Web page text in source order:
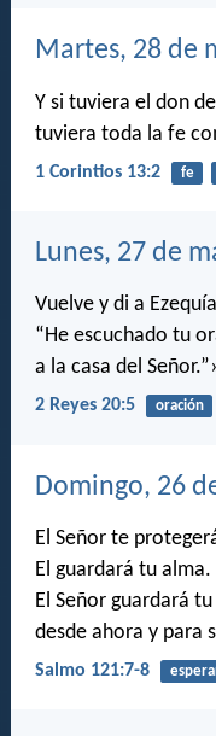
Martes, 28 de
Y si tuviera el don
tuviera toda la fe
1 Corintios 13:2 fe
Lunes, 27 de
Vuelve y di a
“He escuchado tu
a la casa del
2 Reyes 20:5 oración
Domingo, 26
El Señor te
El guardará tu alma.
El Señor guardará
desde ahora y para
Salmo 121:7-8